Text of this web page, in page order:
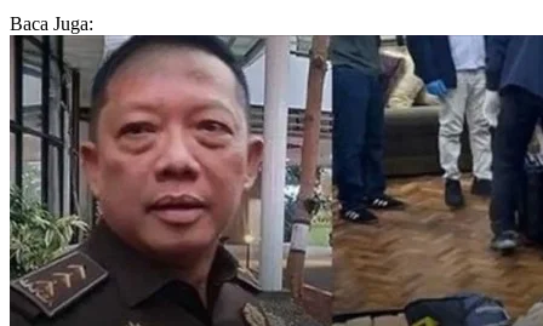
Baca Juga: